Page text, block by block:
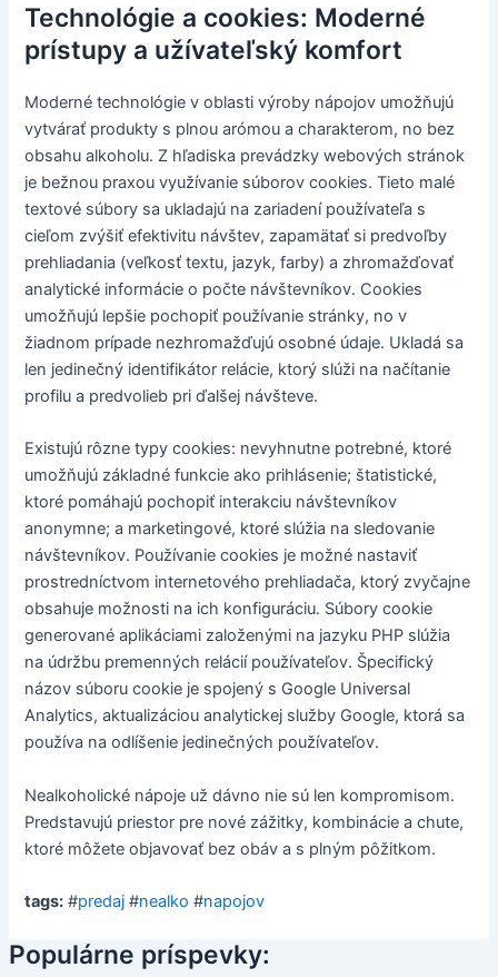
Technológie a cookies: Moderné
prístupy a užívateľský komfort
Moderné technológie v oblasti výroby nápojov umožňujú
vytvárať produkty s plnou arómou a charakterom, no bez
obsahu alkoholu. Z hľadiska prevádzky webových stránok
je bežnou praxou využívanie súborov cookies. Tieto malé
textové súbory sa ukladajú na zariadení používateľa s
cieľom zvýšiť efektivitu návštev, zapamätať si predvoľby
prehliadania (veľkosť textu, jazyk, farby) a zhromažďovať
analytické informácie o počte návštevníkov. Cookies
umožňujú lepšie pochopiť používanie stránky, no v
žiadnom prípade nezhromažďujú osobné údaje. Ukladá sa
len jedinečný identifikátor relácie, ktorý slúži na načítanie
profilu a predvolieb pri ďalšej návšteve.
Existujú rôzne typy cookies: nevyhnutne potrebné, ktoré
umožňujú základné funkcie ako prihlásenie; štatistické,
ktoré pomáhajú pochopiť interakciu návštevníkov
anonymne; a marketingové, ktoré slúžia na sledovanie
návštevníkov. Používanie cookies je možné nastaviť
prostredníctvom internetového prehliadača, ktorý zvyčajne
obsahuje možnosti na ich konfiguráciu. Súbory cookie
generované aplikáciami založenými na jazyku PHP slúžia
na údržbu premenných relácií používateľov. Špecifický
názov súboru cookie je spojený s Google Universal
Analytics, aktualizáciou analytickej služby Google, ktorá sa
používa na odlíšenie jedinečných používateľov.
Nealkoholické nápoje už dávno nie sú len kompromisom.
Predstavujú priestor pre nové zážitky, kombinácie a chute,
ktoré môžete objavovať bez obáv a s plným pôžitkom.
tags: #predaj #nealko #napojov
Populárne príspevky: